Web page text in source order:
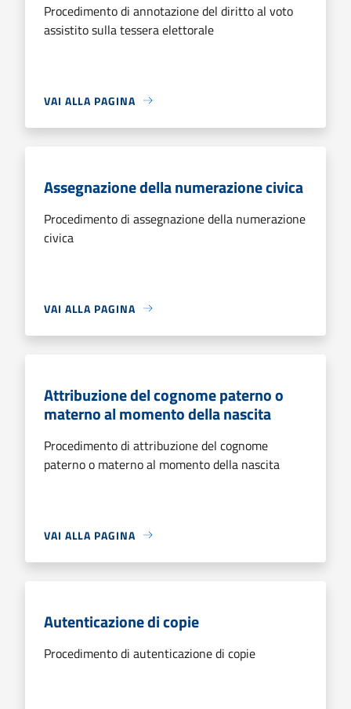
Procedimento di annotazione del diritto al voto
assistito sulla tessera elettorale
VAI ALLA PAGINA
Assegnazione della numerazione civica
Procedimento di assegnazione della numerazione
civica
VAI ALLA PAGINA
Attribuzione del cognome paterno o
materno al momento della nascita
Procedimento di attribuzione del cognome
paterno o materno al momento della nascita
VAI ALLA PAGINA
Autenticazione di copie
Procedimento di autenticazione di copie